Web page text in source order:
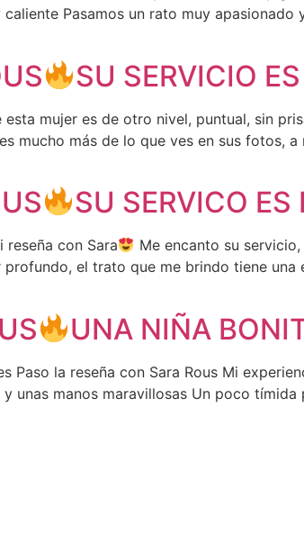
Pasamos un rato muy
SU SERVICIO
esta mujer es de otro nivel, puntual, sin
mucho más de lo que ves en sus fotos,
SU SERVICO ES
reseña con Sara
Me encanto su
el trato que me brindo tiene
UNA NIÑA
Paso la reseña con Sara Rous Mi
unas manos maravillosas Un poco